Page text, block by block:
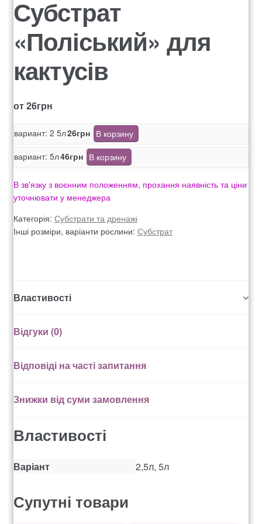
Оформление заказа
Рахунок 1060
Рахунок 1606
рахунок 3545
рахунок 4180
рахунок 4500
Рахунок 5200
счет 545
счет 575
ТОТАЛЬНИЙ РОЗПРОДАЖ
Субстрат
«Поліський» для
кактусів
от26грн
вариант: 2 5л26грн В корзину
вариант: 5л46грн В корзину
В зв'язку з воєнним положенням, прохання наявність та ціни
уточнювати у менеджера
Категорія: Субстрати та дренажі
Інші розміри, варіанти рослини: Субстрат
Властивості
Відгуки (0)
Відповіді на часті запитання
Знижки від суми замовлення
Властивості
Варіант 2,5л, 5л
Супутні товари